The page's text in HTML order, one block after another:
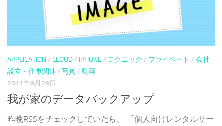
APPLICATION/ CLOUD/ IPHONE / テクニック / プライベート / 会社
設立・仕事関連 / 写真/ 動画
2011年8月28日
我が家のデータバックアップ
昨晩RSSをチェックしていたら、 「個人向けレンタルサー